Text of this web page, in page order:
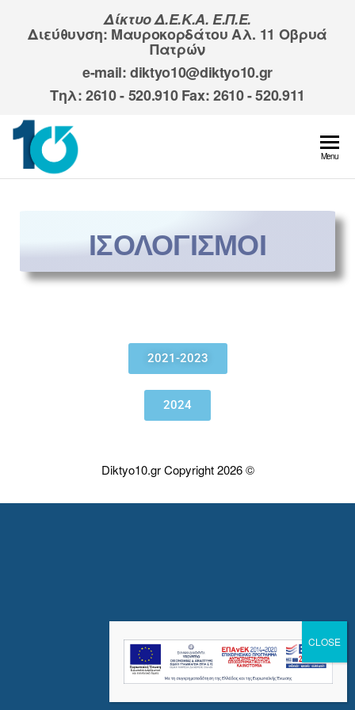
Δίκτυο Δ.Ε.Κ.Α. Ε.Π.Ε.
Διεύθυνση: Μαυροκορδάτου Αλ. 11 Οβρυά
Πατρών
e-mail:diktyo10@diktyo10.gr
Τηλ:2610 - 520.910Fax:2610 - 520.911
Menu
ΙΣΟΛΟΓΙΣΜΟΙ
2021-2023
2024
Diktyo10.gr Copyright 2026 ©